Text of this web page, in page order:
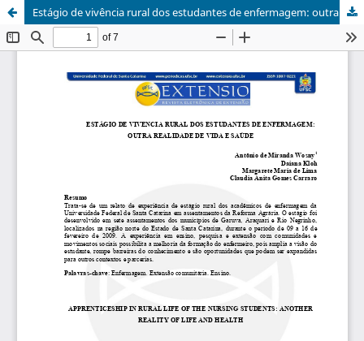
Estágio de vivência rural dos estudantes de enfermagem: outra realidade de vida e saúde